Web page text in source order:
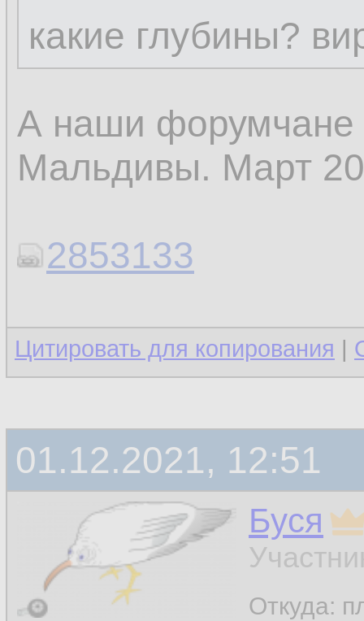
какие глубины?
А наши форумчане
Мальдивы. Март
2853133
Цитировать для копирования |
01.12.2021, 12:51
Буся
Откуда: